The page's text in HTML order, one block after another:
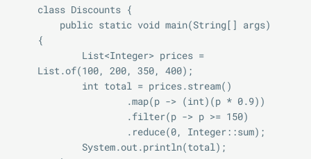
class Discounts {
{
List.of(100, 200, 350, 400);